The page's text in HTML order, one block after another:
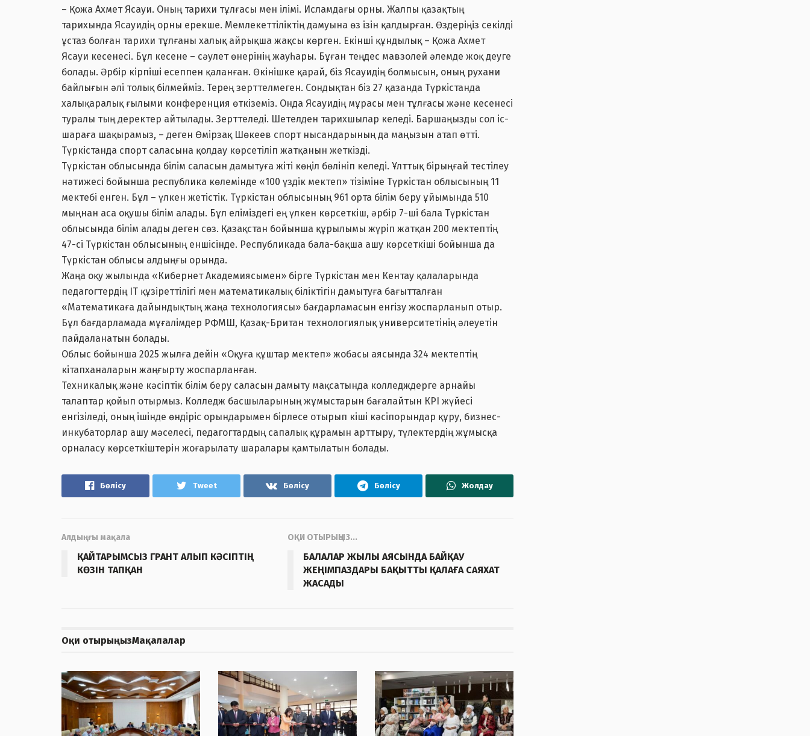
– Қожа Ахмет Ясауи. Оның тарихи тұлғасы мен ілімі. Исламдағы орны. Жалпы қазақтың
тарихында Ясауидің орны ерекше. Мемлекеттіліктің дамуына өз ізін қалдырған. Өздеріңіз секілді
ұстаз болған тарихи тұлғаны халық айрықша жақсы көрген. Екінші құндылық – Қожа Ахмет
Ясауи кесенесі. Бұл кесене – сәулет өнерінің жауһары. Бұған теңдес мавзолей әлемде жоқ деуге
болады. Әрбір кірпіші есеппен қаланған. Өкінішке қарай, біз Ясауидің болмысын, оның рухани
байлығын әлі толық білмейміз. Терең зерттелмеген. Сондықтан біз 27 қазанда Түркістанда
халықаралық ғылыми конференция өткіземіз. Онда Ясауидің мұрасы мен тұлғасы және кесенесі
туралы тың деректер айтылады. Зерттеледі. Шетелден тарихшылар келеді. Баршаңызды сол іс-
шараға шақырамыз, – деген Өмірзақ Шөкеев спорт нысандарының да маңызын атап өтті.
Түркістанда спорт саласына қолдау көрсетіліп жатқанын жеткізді.
Түркістан облысында білім саласын дамытуға жіті көңіл бөлініп келеді. Ұлттық бірыңғай тестілеу
нәтижесі бойынша республика көлемінде «100 үздік мектеп» тізіміне Түркістан облысының 11
мектебі енген. Бұл – үлкен жетістік. Түркістан облысының 961 орта білім беру ұйымында 510
мыңнан аса оқушы білім алады. Бұл еліміздегі ең үлкен көрсеткіш, әрбір 7-ші бала Түркістан
облысында білім алады деген сөз. Қазақстан бойынша құрылымы жүріп жатқан 200 мектептің
47-сі Түркістан облысының еншісінде. Республикада бала-бақша ашу көрсеткіші бойынша да
Түркістан облысы алдыңғы орында.
Жаңа оқу жылында «Кибернет Академиясымен» бірге Түркістан мен Кентау қалаларында
педагогтердің IT құзіреттілігі мен математикалық біліктігін дамытуға бағытталған
«Математикаға дайындықтың жаңа технологиясы» бағдарламасын енгізу жоспарланып отыр.
Бұл бағдарламада мұғалімдер РФМШ, Қазақ-Британ технологиялық университетінің әлеуетін
пайдаланатын болады.
Облыс бойынша 2025 жылға дейін «Оқуға құштар мектеп» жобасы аясында 324 мектептің
кітапханаларын жаңғырту жоспарланған.
Техникалық және кәсіптік білім беру саласын дамыту мақсатында колледждерге арнайы
талаптар қойып отырмыз. Колледж басшыларының жұмыстарын бағалайтын КРІ жүйесі
енгізіледі, оның ішінде өндіріс орындарымен бірлесе отырып кіші кәсіпорындар құру, бизнес-
инкубаторлар ашу мәселесі, педагогтардың сапалық құрамын арттыру, түлектердің жұмысқа
орналасу көрсеткіштерін жоғарылату шаралары қамтылатын болады.
Бөлісу Tweet Бөлісу Бөлісу Жолдау
Алдыңғы мақала
ҚАЙТАРЫМСЫЗ ГРАНТ АЛЫП КӘСІПТІҢ
КӨЗІН ТАПҚАН
ОҚИ ОТЫРЫҢЫЗ...
БАЛАЛАР ЖЫЛЫ АЯСЫНДА БАЙҚАУ
ЖЕҢІМПАЗДАРЫ БАҚЫТТЫ ҚАЛАҒА САЯХАТ
ЖАСАДЫ
Оқи отырыңызМақалалар